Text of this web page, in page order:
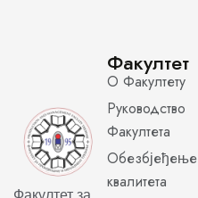
Факултет за
Факултет
О Факултету
Руководство
Факултета
Обезбјеђење
квалитета